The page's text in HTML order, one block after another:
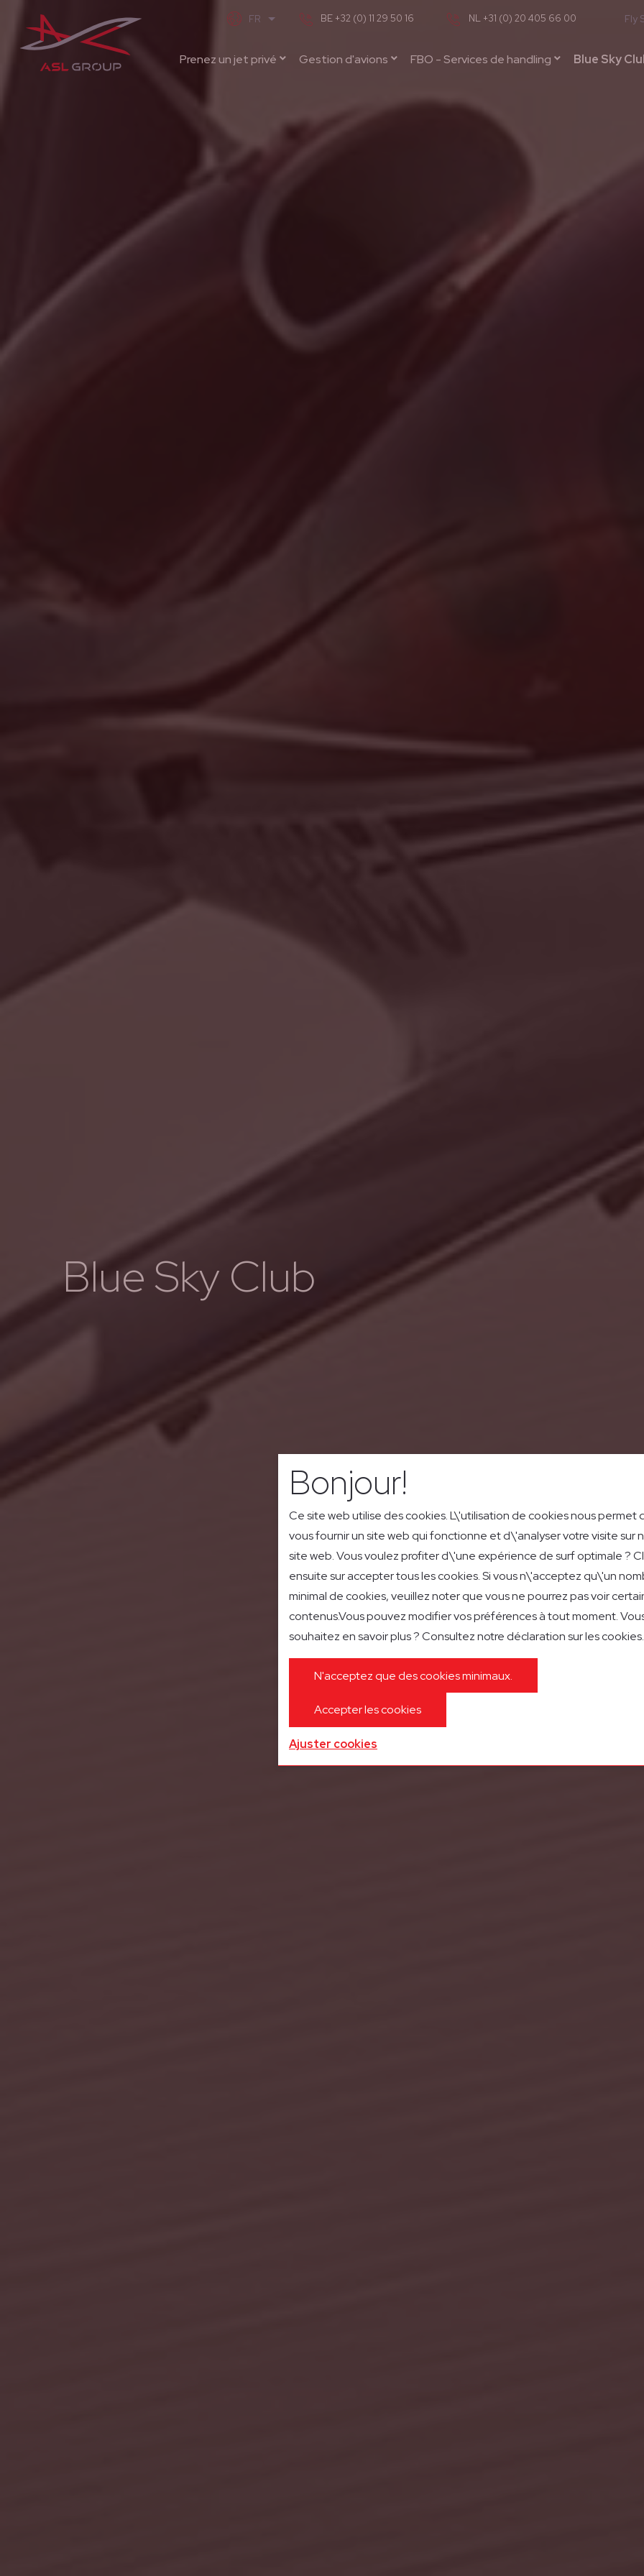
Prenez un jet privé Gestion d'avions FBO - Services de handling Blue Sky
BE +32 (0) 11 29 50 16 NL +31 (0) 20 405 66 00 Fly
Blue Sky Club
Bonjour!
Ce site web utilise des cookies. L\'utilisation de cookies nous permet
vous fournir un site web qui fonctionne et d\'analyser votre visite sur
site web. Vous voulez profiter d\'une expérience de surf optimale ?
ensuite sur accepter tous les cookies. Si vous n\'acceptez qu\'un
minimal de cookies, veuillez noter que vous ne pourrez pas voir
contenus.Vous pouvez modifier vos préférences à tout moment.
souhaitez en savoir plus ? Consultez notre déclaration sur les cookies.
N'acceptez que des cookies minimaux.
Accepter les cookies
Ajuster cookies